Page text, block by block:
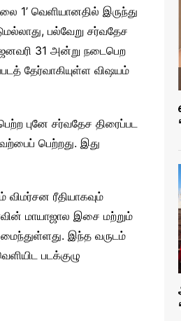
1’ வெளியானதில் இருந்து
பல்வேறு சர்வதேச
ஜனவரி 31 அன்று நடைபெற
தேர்வாகியுள்ள விஷயம்
புனே சர்வதேச திரைப்பட
பெற்றது. இது
விமர்சன ரீதியாகவும்
மாயாஜால இசை மற்றும்
இந்த வருடம்
படக்குழு